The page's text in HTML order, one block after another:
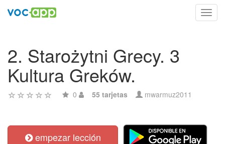
2. Starożytni Grecy. 3
Kultura Greków.
0 55 tarjetas mwarmuz2011
empezar lección